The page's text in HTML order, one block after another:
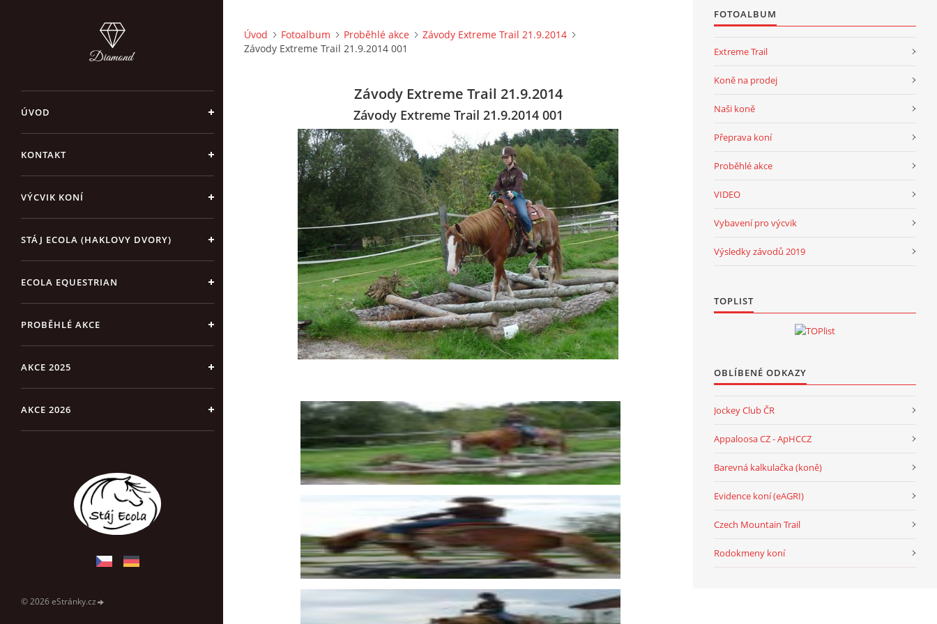
ÚVOD
KONTAKT
VÝCVIK KONÍ
STÁJ ECOLA (HAKLOVY DVORY)
ECOLA EQUESTRIAN
PROBĚHLÉ AKCE
AKCE 2025
AKCE 2026
© 2026 eStránky.cz
Úvod Fotoalbum Proběhlé akce
Závody Extreme Trail 21.9.2014
Závody Extreme Trail 21.9.2014 001
Závody Extreme Trail 21.9.2014
Závody Extreme Trail 21.9.2014 001
FOTOALBUM
Extreme Trail
Koně na prodej
Naši koně
Přeprava koní
Proběhlé akce
VIDEO
Vybavení pro výcvik
Výsledky závodů 2019
TOPLIST
OBLÍBENÉ ODKAZY
Jockey Club ČR
Appaloosa CZ - ApHCCZ
Barevná kalkulačka (koně)
Evidence koní (eAGRI)
Czech Mountain Trail
Rodokmeny koní